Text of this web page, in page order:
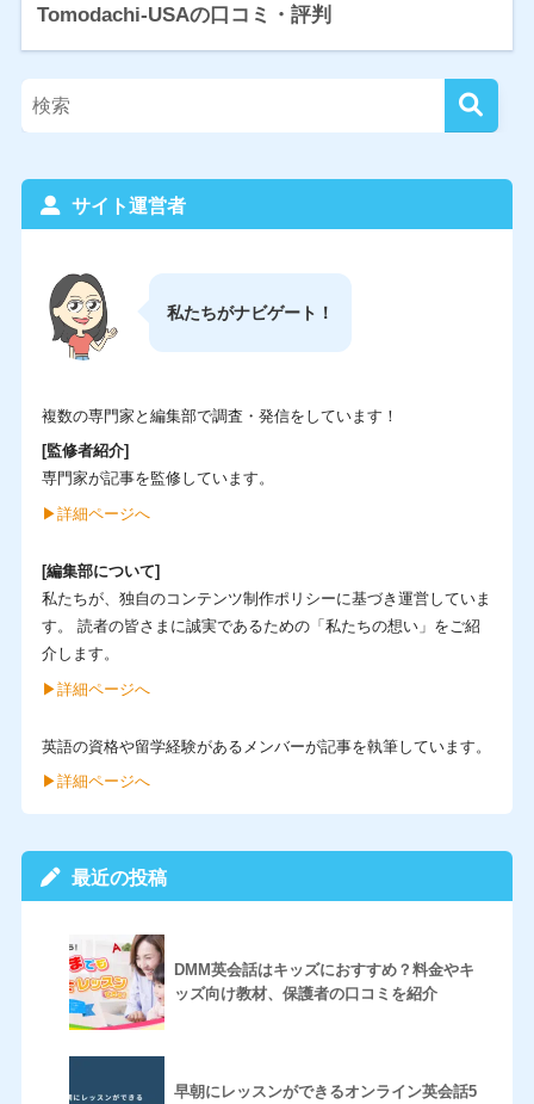
Tomodachi-USAの口コミ・評判
サイト運営者
私たちがナビゲート！
複数の専門家と編集部で調査・発信をしています！
[監修者紹介]
専門家が記事を監修しています。
▶︎詳細ページへ
[編集部について]
私たちが、独自のコンテンツ制作ポリシーに基づき運営していま
す。 読者の皆さまに誠実であるための「私たちの想い」をご紹
介します。
▶︎詳細ページへ
英語の資格や留学経験があるメンバーが記事を執筆しています。
▶︎詳細ページへ
最近の投稿
DMM英会話はキッズにおすすめ？料金やキ
ッズ向け教材、保護者の口コミを紹介
早朝にレッスンができるオンライン英会話5